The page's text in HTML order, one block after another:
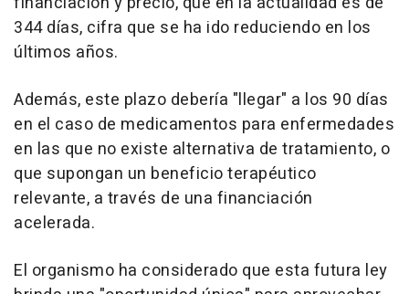
344 días, cifra que se ha ido reduciendo en los
últimos años.
Además, este plazo debería "llegar" a los 90 días
en el caso de medicamentos para enfermedades
en las que no existe alternativa de tratamiento, o
que supongan un beneficio terapéutico
relevante, a través de una financiación
acelerada.
El organismo ha considerado que esta futura ley